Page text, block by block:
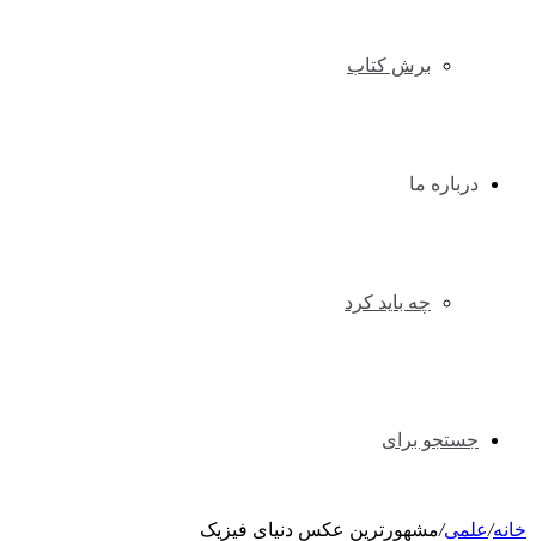
برش کتاب
درباره ما
چه باید کرد
جستجو برای
خانه/علمی/مشهورترین عکس دنیای فیزیک